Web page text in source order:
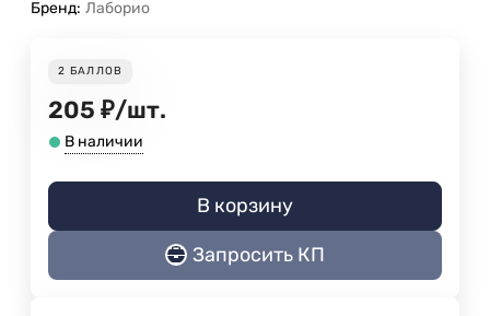
Бренд: Лаборио
2 БАЛЛОВ
205 ₽/шт.
В наличии
В корзину
Запросить КП